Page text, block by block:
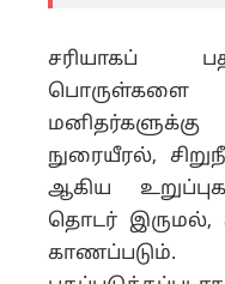
சரியாகப்
நுரையீரல்,
ஆகிய
தொடர் இருமல்,